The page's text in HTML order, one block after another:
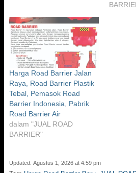
Harga Road Barrier Jalan
Raya, Road Barrier Plastik
Tebal, Pemasok Road
Barrier Indonesia, Pabrik
Road Barrier Air
dalam "JUAL ROAD
BARRIER"
Updated: Agustus 1, 2026 at 4:59 pm